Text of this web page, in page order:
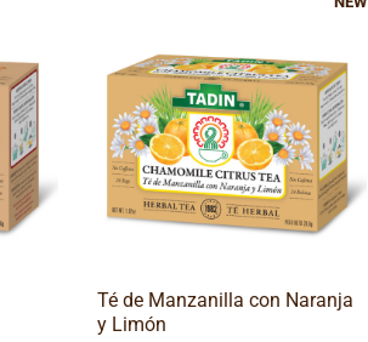
Té de Manzanilla con Naranja
y Limón